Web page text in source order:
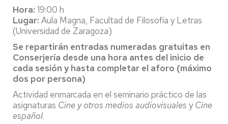
Hora: 19:00 h
Lugar: Aula Magna, Facultad de Filosofía y Letras
(Universidad de Zaragoza)
Se repartirán entradas numeradas gratuitas en
Conserjería desde una hora antes del inicio de
cada sesión y hasta completar el aforo (máximo
dos por persona)
Actividad enmarcada en el seminario práctico de las
asignaturas Cine y otros medios audiovisuales y Cine
español.